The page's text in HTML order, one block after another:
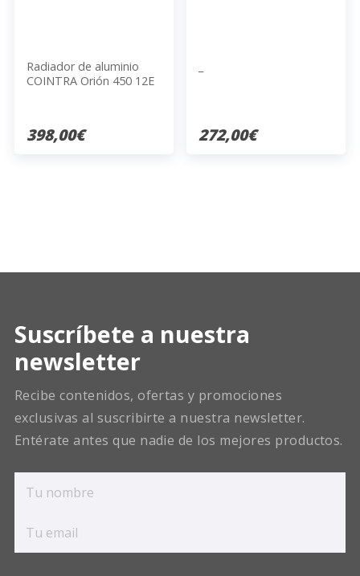
Radiador de aluminio
COINTRA Orión 450 12E
398,00€ 272,00€
Suscríbete a nuestra
newsletter
Recibe contenidos, ofertas y promociones
exclusivas al suscribirte a nuestra newsletter.
Entérate antes que nadie de los mejores productos.